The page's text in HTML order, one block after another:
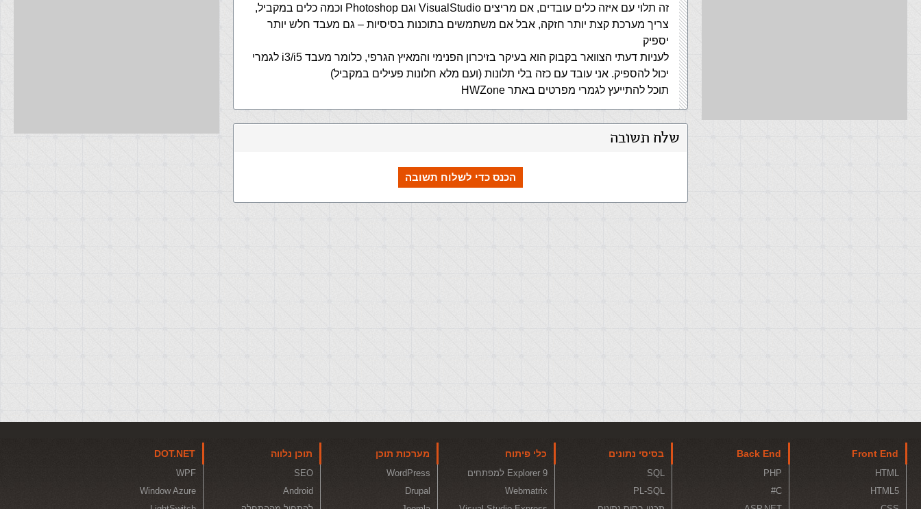
זה תלוי עם איזה כלים עובדים, אם מריצים VisualStudio וגם Photoshop וכמה כלים במקביל,
צריך מערכת קצת יותר חזקה, אבל אם משתמשים בתוכנות בסיסיות – גם מעבד חלש יותר
יספיק
לעניות דעתי הצוואר בקבוק הוא בעיקר בזיכרון הפנימי והמאיץ הגרפי, כלומר מעבד i3/i5 לגמרי
יכול להספיק. אני עובד עם כזה בלי תלונות (ועם מלא חלונות פעילים במקביל)
תוכל להתייעץ לגמרי מפרטים באתר HWZone
שלח תשובה
הכנס כדי לשלוח תשובה
Front End
HTML
HTML5
Back End
PHP
C#
בסיסי נתונים
SQL
PL-SQL
כלי פיתוח
Explorer 9 למפתחים
Webmatrix
מערכות תוכן
WordPress
Drupal
תוכן נלווה
SEO
Android
DOT.NET
WPF
Window Azure